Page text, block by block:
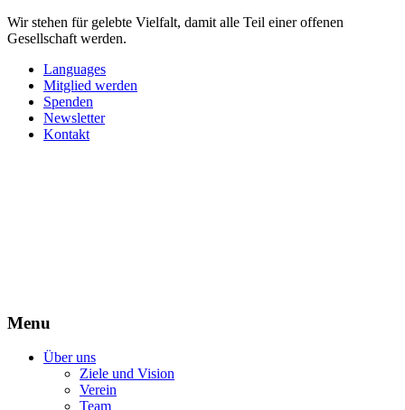
Wir stehen für gelebte Vielfalt, damit alle Teil einer offenen
Gesellschaft werden.
Languages
Mitglied werden
Spenden
Newsletter
Kontakt
Menu
Über uns
Ziele und Vision
Verein
Team